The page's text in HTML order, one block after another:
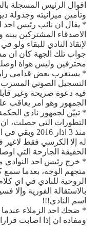
اقوال الرئيس المسجلة
وتأمين ميزانيته وجدولة
* يقال ان نائب رئيس
الاصدقاء المشتركين
لإنقاذ النادي للبقاء ولو
جواب تلك الجهة كان ان
محترفين وليس هواة
* يستغرب بعض قدامى
التسجيل الصوتي المسرب
فيه دعوة صريحة وغير
الجمهور وهو امر يعاقب
* تبيّن لجمهور نادي
التطورات التي حصلت، ان
له إلا الكرسي فقط
الحقيقة الجارحة التي
* خرج رئيس احد النوادي
متجهم الوجه، بعدما سمع
الروحية للنادي في اي
بالاستقالة الفورية
اسم النادي!!!
* ضحك احد الزملاء عندما
ومفاده ان إذا اصابت